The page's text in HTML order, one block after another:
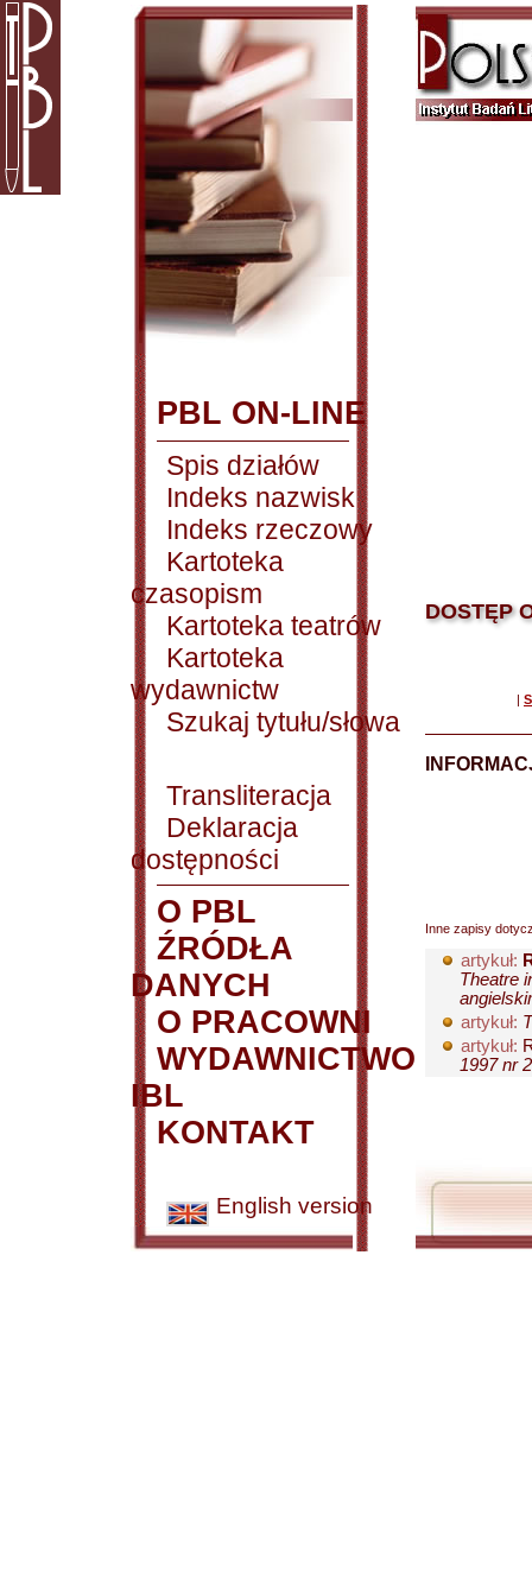
PBL ON-LINE
Spis działów
Indeks nazwisk
Indeks rzeczowy
Kartoteka
czasopism
Kartoteka teatrów
Kartoteka
wydawnictw
Szukaj tytułu/słowa
Transliteracja
Deklaracja
dostępności
O PBL
ŹRÓDŁA
DANYCH
O PRACOWNI
WYDAWNICTWO
IBL
KONTAKT
English version
DOSTĘP
|
Inne zapisy
artykuł:
Theatre
artykuł:
artykuł:
1997 nr